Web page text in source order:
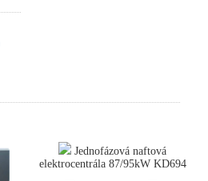
Jednofázová naftová
elektrocentrála 87/95kW KD694